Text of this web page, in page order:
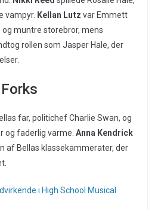
vampyr. Kellan Lutz var Emmett
muntre storebror, mens
rollen som Jasper Hale, der
far, politichef Charlie Swan, og
og faderlig varme. Anna Kendrick
af Bellas klassekammerater, der
i High School Musical